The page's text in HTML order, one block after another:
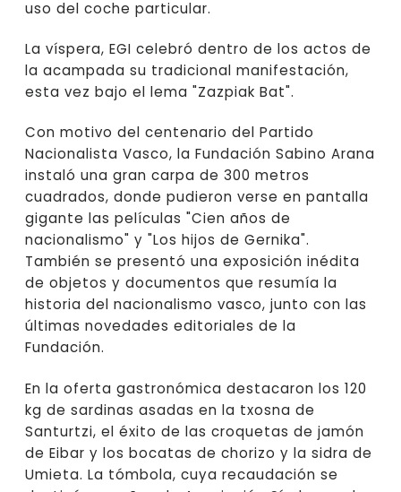
uso del coche particular.
La víspera, EGI celebró dentro de los actos de
la acampada su tradicional manifestación,
esta vez bajo el lema "Zazpiak Bat".
Con motivo del centenario del Partido
Nacionalista Vasco, la Fundación Sabino Arana
instaló una gran carpa de 300 metros
cuadrados, donde pudieron verse en pantalla
gigante las películas "Cien años de
nacionalismo" y "Los hijos de Gernika".
También se presentó una exposición inédita
de objetos y documentos que resumía la
historia del nacionalismo vasco, junto con las
últimas novedades editoriales de la
Fundación.
En la oferta gastronómica destacaron los 120
kg de sardinas asadas en la txosna de
Santurtzi, el éxito de las croquetas de jamón
de Eibar y los bocatas de chorizo y la sidra de
Umieta. La tómbola, cuya recaudación se